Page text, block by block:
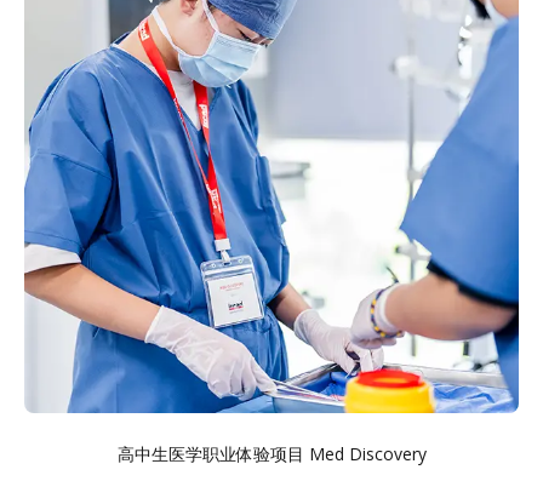
高中生医学职业体验项目 Med Discovery